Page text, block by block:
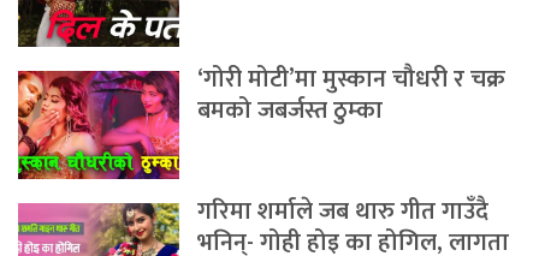
‘गोरी मोटी’मा मुस्कान चौधरी र चक्र
बमको जबर्जस्त ठुम्का
गरिमा शर्माले जब थारु गीत गाउँदै
भनिन्- गोही होइ का होगिल, लागता